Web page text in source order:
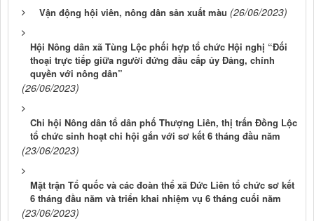
Vận động hội viên, nông dân sản xuất màu (26/06/2023)
Hội Nông dân xã Tùng Lộc phối hợp tổ chức Hội nghị “Đối
thoại trực tiếp giữa người đứng đầu cấp ủy Đảng, chính
quyền với nông dân”
(26/06/2023)
Chi hội Nông dân tổ dân phố Thượng Liên, thị trấn Đồng Lộc
tổ chức sinh hoạt chi hội gắn với sơ kết 6 tháng đầu năm
(23/06/2023)
Mặt trận Tổ quốc và các đoàn thể xã Đức Liên tổ chức sơ kết
6 tháng đầu năm và triển khai nhiệm vụ 6 tháng cuối năm
(23/06/2023)